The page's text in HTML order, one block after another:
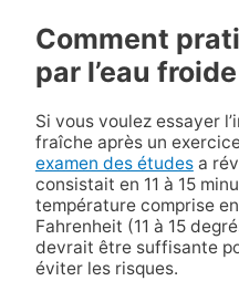
Comment
par l’eau froide
Si vous voulez essayer
fraîche après un
examen des étudesa
consistait en 11 à 15
température comprise
Fahrenheit (11 à 15
devrait être suffisante
éviter les risques.